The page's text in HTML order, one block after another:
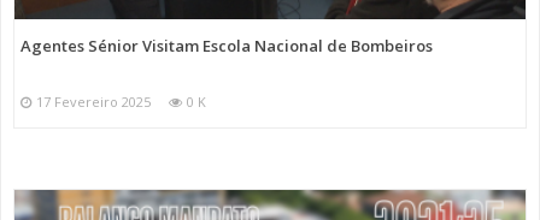
Agentes Sénior Visitam Escola Nacional de Bombeiros
17 Fevereiro 2025 0 K